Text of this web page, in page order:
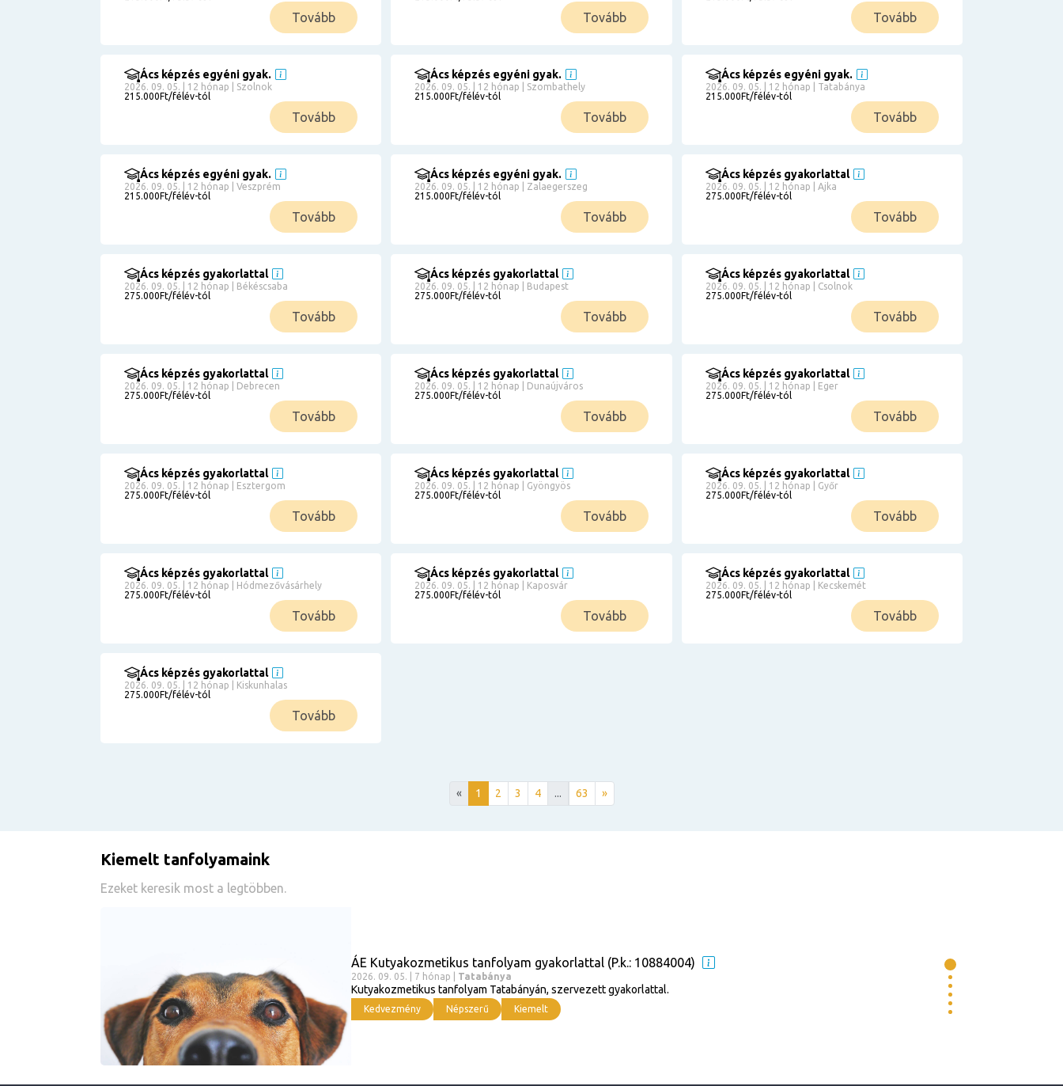
Tovább Tovább Tovább
Ács képzés egyéni gyak.
2026. 09. 05. | 12 hónap | Szolnok
215.000Ft/félév-tól
Tovább
Ács képzés egyéni gyak.
2026. 09. 05. | 12 hónap | Szombathely
215.000Ft/félév-tól
Tovább
Ács képzés egyéni gyak.
2026. 09. 05. | 12 hónap | Tatabánya
215.000Ft/félév-tól
Tovább
Ács képzés egyéni gyak.
2026. 09. 05. | 12 hónap | Veszprém
215.000Ft/félév-tól
Tovább
Ács képzés egyéni gyak.
2026. 09. 05. | 12 hónap | Zalaegerszeg
215.000Ft/félév-tól
Tovább
Ács képzés gyakorlattal
2026. 09. 05. | 12 hónap | Ajka
275.000Ft/félév-tól
Tovább
Ács képzés gyakorlattal
2026. 09. 05. | 12 hónap | Békéscsaba
275.000Ft/félév-tól
Tovább
Ács képzés gyakorlattal
2026. 09. 05. | 12 hónap | Budapest
275.000Ft/félév-tól
Tovább
Ács képzés gyakorlattal
2026. 09. 05. | 12 hónap | Csolnok
275.000Ft/félév-tól
Tovább
Ács képzés gyakorlattal
2026. 09. 05. | 12 hónap | Debrecen
275.000Ft/félév-tól
Tovább
Ács képzés gyakorlattal
2026. 09. 05. | 12 hónap | Dunaújváros
275.000Ft/félév-tól
Tovább
Ács képzés gyakorlattal
2026. 09. 05. | 12 hónap | Eger
275.000Ft/félév-tól
Tovább
Ács képzés gyakorlattal
2026. 09. 05. | 12 hónap | Esztergom
275.000Ft/félév-tól
Tovább
Ács képzés gyakorlattal
2026. 09. 05. | 12 hónap | Gyöngyös
275.000Ft/félév-tól
Tovább
Ács képzés gyakorlattal
2026. 09. 05. | 12 hónap | Győr
275.000Ft/félév-tól
Tovább
Ács képzés gyakorlattal
2026. 09. 05. | 12 hónap | Hódmezővásárhely
275.000Ft/félév-tól
Tovább
Ács képzés gyakorlattal
2026. 09. 05. | 12 hónap | Kaposvár
275.000Ft/félév-tól
Tovább
Ács képzés gyakorlattal
2026. 09. 05. | 12 hónap | Kecskemét
275.000Ft/félév-tól
Tovább
Ács képzés gyakorlattal
2026. 09. 05. | 12 hónap | Kiskunhalas
275.000Ft/félév-tól
Tovább
« 1 2 3 4 ... 63 »
Kiemelt tanfolyamaink
Ezeket keresik most a legtöbben.
ÁE Kutyakozmetikus tanfolyam gyakorlattal (P.k.: 10884004)
2026. 09. 05. | 7 hónap | Tatabánya
Kutyakozmetikus tanfolyam Tatabányán, szervezett gyakorlattal.
Kedvezmény Népszerű Kiemelt